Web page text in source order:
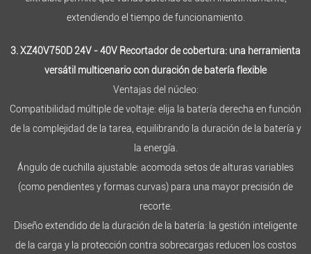
extendiendo el tiempo de funcionamiento.
3. XZ40V750D 24V - 40V Recortador de cobertura: una herramienta
versátil multicenario con duración de batería flexible
Ventajas del núcleo:
Compatibilidad múltiple de voltaje: elija la batería derecha en función
de la complejidad de la tarea, equilibrando la duración de la batería y
la energía.
Ángulo de cuchilla ajustable: acomoda setos de alturas variables
(como pendientes y formas curvas) para una mayor precisión de
recorte.
Diseño extendido de la duración de la batería: la gestión inteligente
de la carga y la protección contra sobrecargas reducen los costos